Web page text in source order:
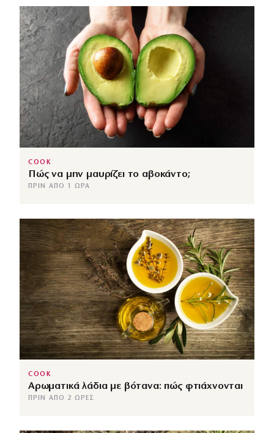
COOK
Πώς να μην μαυρίζει το αβοκάντο;
ΠΡΙΝ ΑΠΌ 1 ΏΡΑ
COOK
Αρωματικά λάδια με βότανα: πώς φτιάχνονται
ΠΡΙΝ ΑΠΌ 2 ΏΡΕΣ